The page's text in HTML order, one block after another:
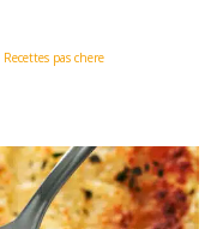
Recettes pas chere